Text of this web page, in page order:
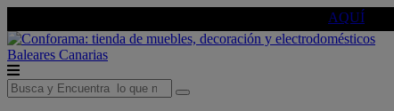
AQUÍ
Baleares Canarias